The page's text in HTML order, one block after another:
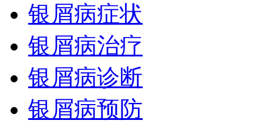
银屑病症状
银屑病治疗
银屑病诊断
银屑病预防